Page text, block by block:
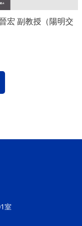
宏 副教授（陽明交
理學院
科學三館101室